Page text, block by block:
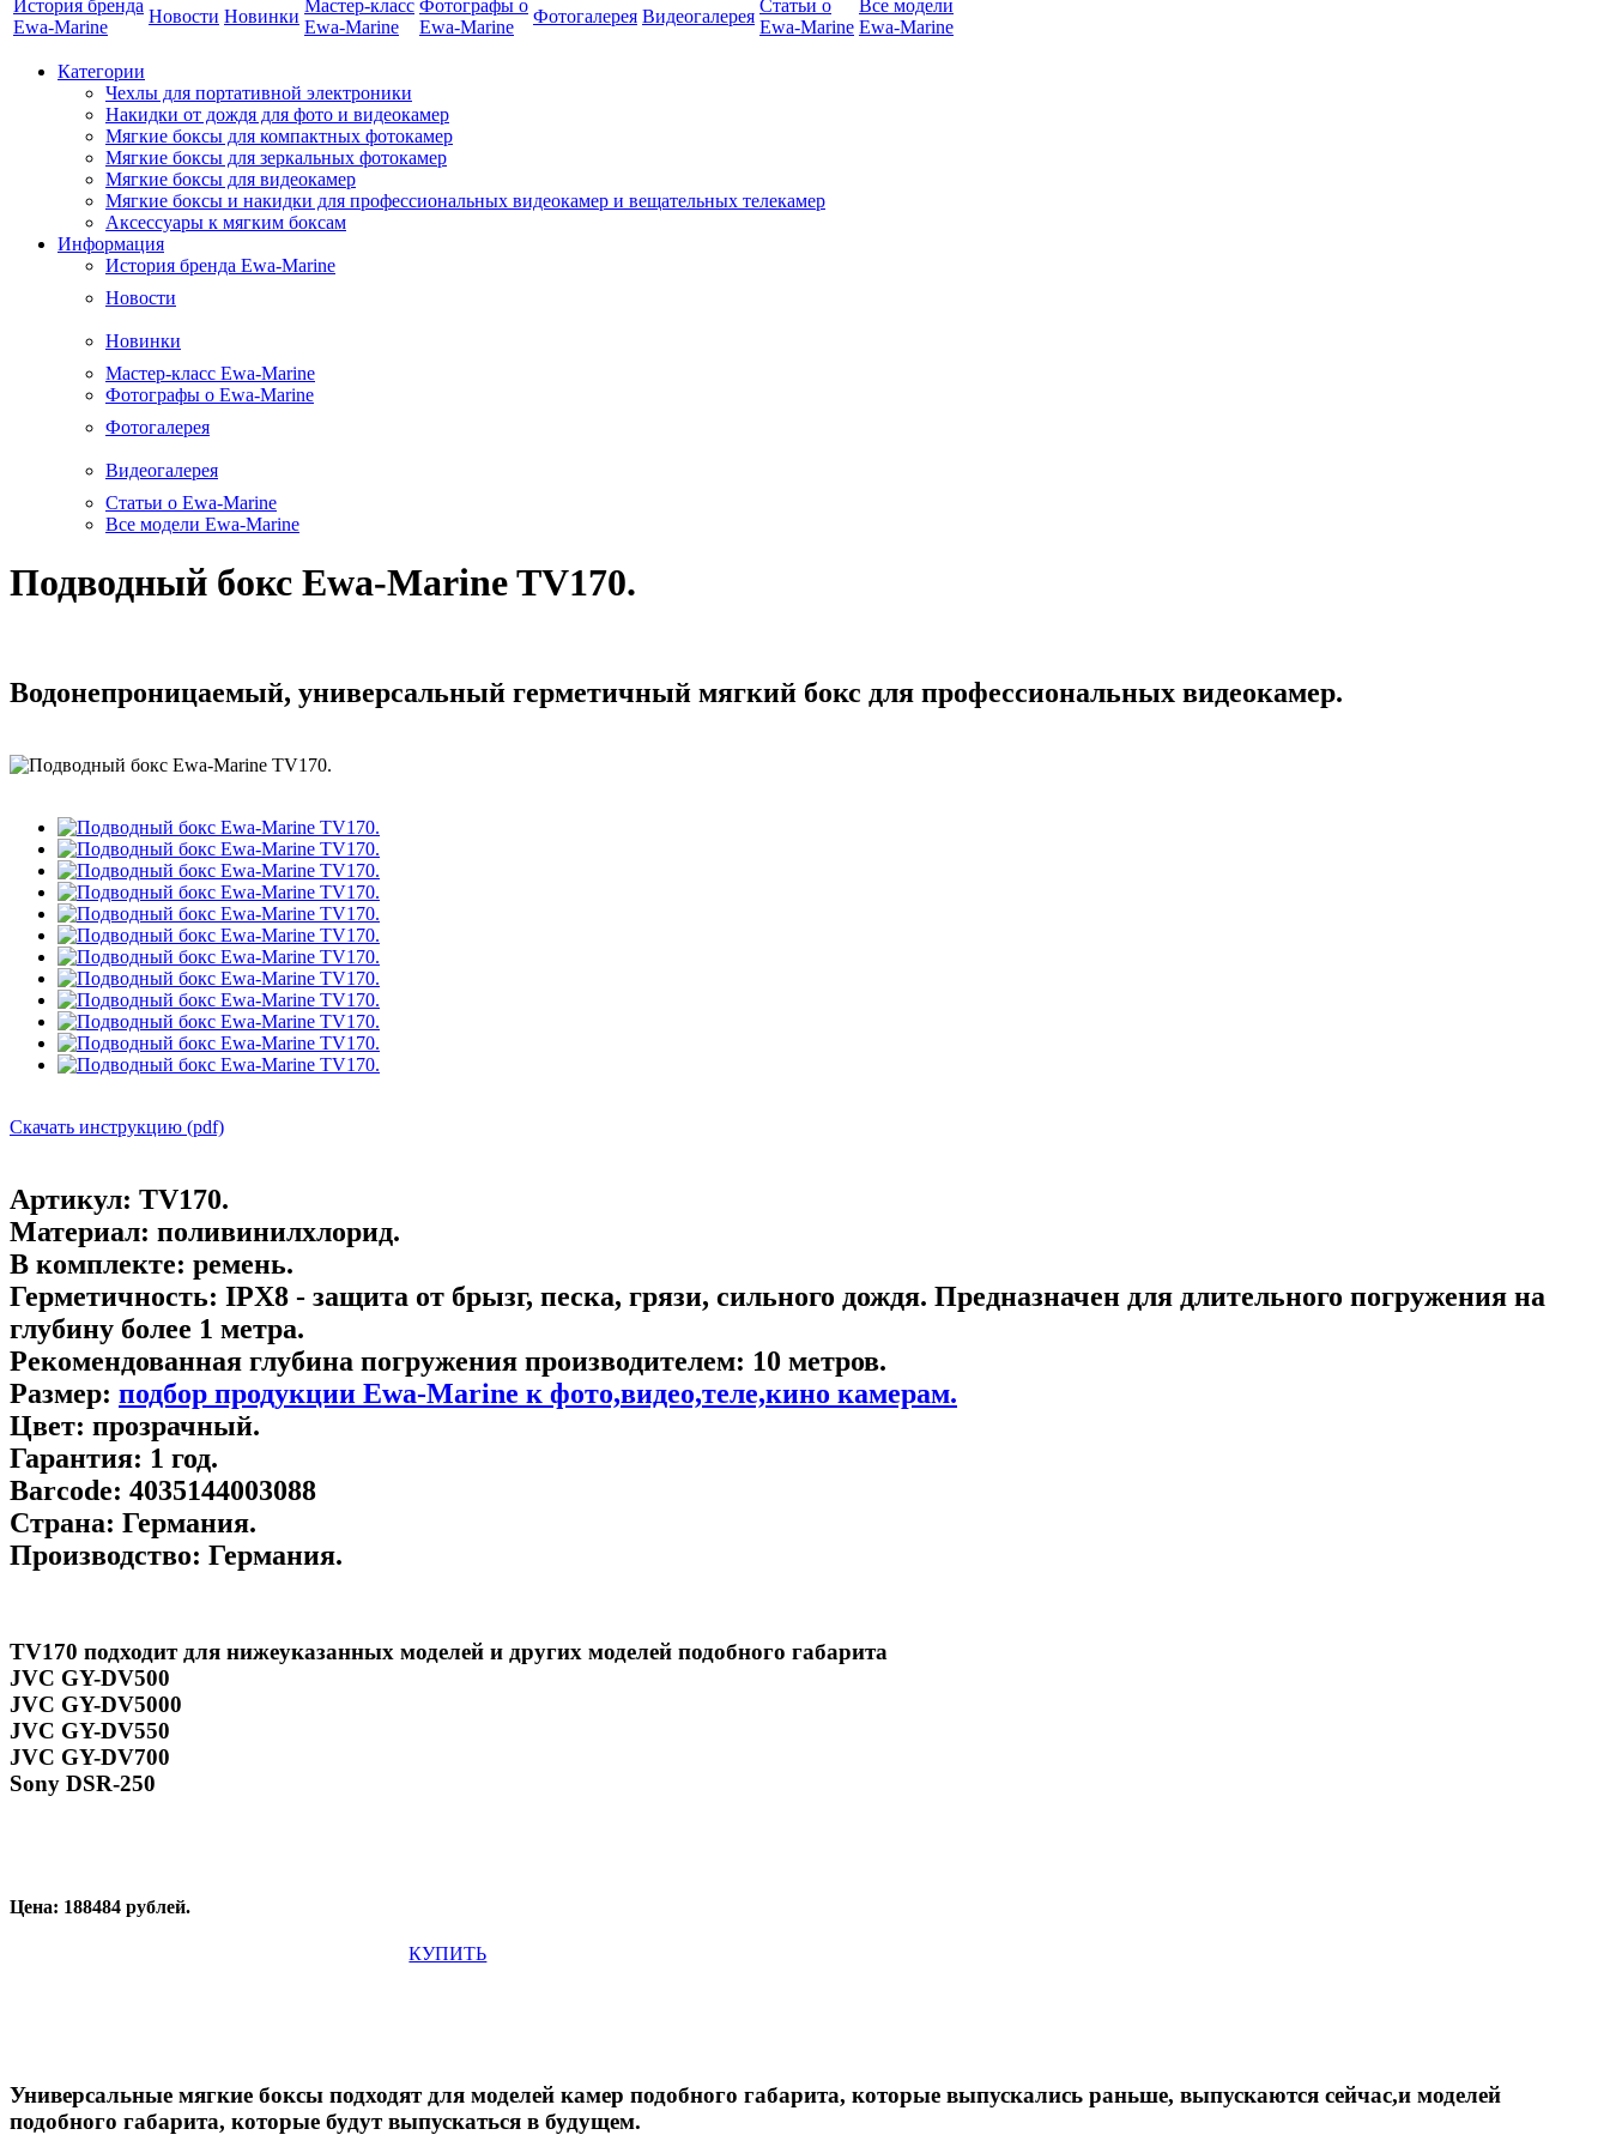
История бренда
Ewa-Marine
Новости Новинки
Мастер-класс
Ewa-Marine
Фотографы о
Ewa-Marine
Фотогалерея Видеогалерея
Статьи о
Ewa-Marine
Все модели
Ewa-Marine
Категории
Чехлы для портативной электроники
Накидки от дождя для фото и видеокамер
Мягкие боксы для компактных фотокамер
Мягкие боксы для зеркальных фотокамер
Мягкие боксы для видеокамер
Мягкие боксы и накидки для профессиональных видеокамер и вещательных телекамер
Аксессуары к мягким боксам
Информация
История бренда Ewa-Marine
Новости
Новинки
Мастер-класс Ewa-Marine
Фотографы о Ewa-Marine
Фотогалерея
Видеогалерея
Статьи о Ewa-Marine
Все модели Ewa-Marine
Подводный бокс Ewa-Marine TV170.
Водонепроницаемый, универсальный герметичный мягкий бокс для профессиональных видеокамер.
Скачать инструкцию (pdf)
Артикул: TV170.
Материал: поливинилхлорид.
В комплекте: ремень.
Герметичность: IPХ8 - защита от брызг, песка, грязи, сильного дождя. Предназначен для длительного погружения на
глубину более 1 метра.
Рекомендованная глубина погружения производителем: 10 метров.
Размер: подбор продукции Ewa-Marine к фото,видео,теле,кино камерам.
Цвет: прозрачный.
Гарантия: 1 год.
Barcode: 4035144003088
Страна: Германия.
Производство: Германия.
TV170 подходит для нижеуказанных моделей и других моделей подобного габарита
JVC GY-DV500
JVC GY-DV5000
JVC GY-DV550
JVC GY-DV700
Sony DSR-250
Цена: 188484 рублей.
КУПИТЬ
Универсальные мягкие боксы подходят для моделей камер подобного габарита, которые выпускались раньше, выпускаются сейчас,и моделей
подобного габарита, которые будут выпускаться в будущем.